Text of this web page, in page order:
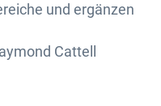
und ergänzen
Cattell